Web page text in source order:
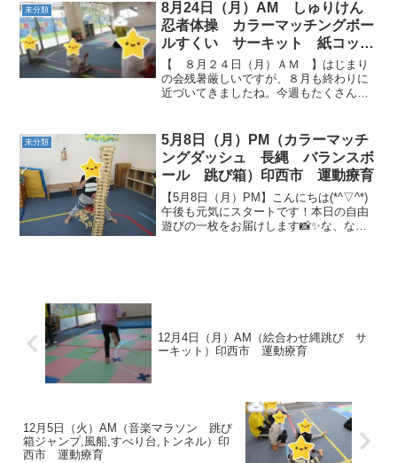
体操を元気に踊りました🎶 さすが！！
振り付けもバッチリ...
未分類
8月24日（月）AM しゅりけん
忍者体操 カラーマッチングボー
ルすくい サーキット 紙コップ
けん玉作り 療育
【 ８月２４日（月）ＡＭ 】はじまり
の会残暑厳しいですが、８月も終わりに
近づいてきましたね。今週もたくさん汗
ました！忍者チョップも避けて下さー
い！！ カラーマッチング...
未分類
5月8日（月）PM（カラーマッチ
ングダッシュ 長縄 バランスボ
ール 跳び箱）印西市 運動療育
【5月8日（月）PM】こんにちは(*^▽^*)
午後も元気にスタートです！本日の自由
遊びの一枚をお届けします📸✨な、なん
12月4日（月）AM（絵合わせ縄跳び サ
ーキット）印西市 運動療育
12月5日（火）AM（音楽マラソン 跳び
箱ジャンプ,風船,すべり台,トンネル）印
西市 運動療育